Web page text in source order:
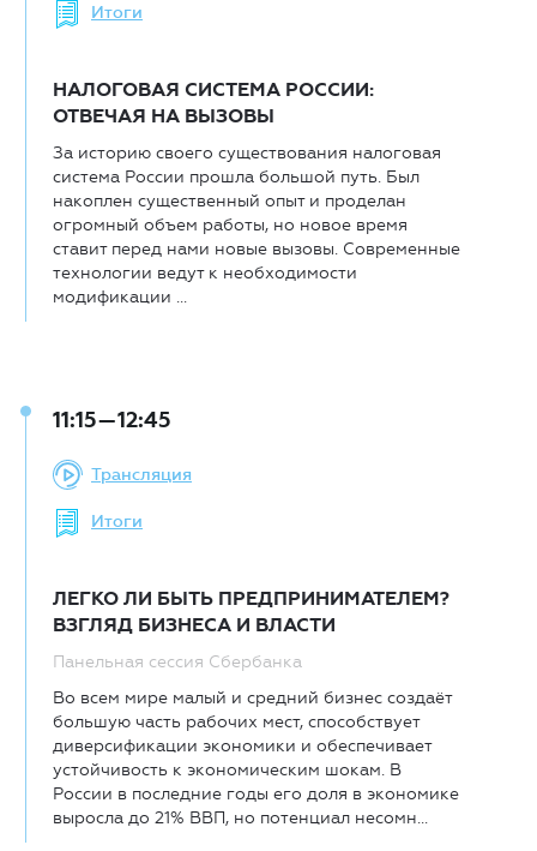
Итоги
НАЛОГОВАЯ СИСТЕМА РОССИИ:
ОТВЕЧАЯ НА ВЫЗОВЫ
За историю своего существования налоговая
система России прошла большой путь. Был
накоплен существенный опыт и проделан
огромный объем работы, но новое время
ставит перед нами новые вызовы. Современные
технологии ведут к необходимости
модификации ...
11:15—12:45
Трансляция
Итоги
ЛЕГКО ЛИ БЫТЬ ПРЕДПРИНИМАТЕЛЕМ?
ВЗГЛЯД БИЗНЕСА И ВЛАСТИ
Панельная сессия Сбербанка
Во всем мире малый и средний бизнес создаёт
большую часть рабочих мест, способствует
диверсификации экономики и обеспечивает
устойчивость к экономическим шокам. В
России в последние годы его доля в экономике
выросла до 21% ВВП, но потенциал несомн...